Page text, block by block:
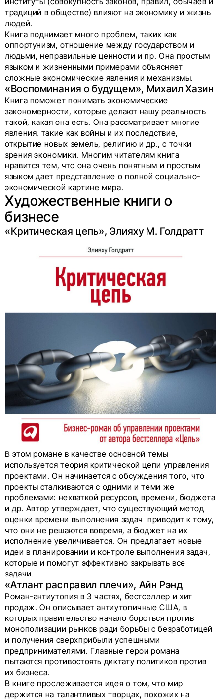
традиций в обществе) влияют на экономику и жизнь
людей.
Книга поднимает много проблем, таких как
оппортунизм, отношение между государством и
людьми, неправильные ценности и пр. Она простым
языком и жизненными примерами объясняет
сложные экономические явления и механизмы.
«Воспоминания о будущем», Михаил Хазин
Книга поможет понимать экономические
закономерности, которые делают нашу реальность
такой, какая она есть. Она рассматривает многие
явления, такие как войны и их последствие,
открытие новых земель, религию и др., с точки
зрения экономики. Многим читателям книга
нравится тем, что она очень понятным и простым
языком дает представление о полной социально-
экономической картине мира.
Художественные книги о
бизнесе
«Критическая цепь», Элияху М. Голдратт
В этом романе в качестве основной темы
используется теория критической цепи управления
проектами. Он начинается с обсуждения того, что
проекты сталкиваются с одними и теми же
проблемами: нехваткой ресурсов, времени, бюджета
и др. Автор утверждает, что существующий метод
оценки времени выполнения задач приводит к тому,
что они не решаются вовремя, а бюджет на их
исполнение увеличивается. Он предлагает новые
идеи в планировании и контроле выполнения задач,
которые и помогут эффективно закрывать все
задачи.
«Атлант расправил плечи», Айн Рэнд
Роман-антиутопия в 3 частях, бестселлер и хит
продаж. Он описывает антиутопичные США, в
которых правительство начало бороться против
монополизации рынков ради борьбы с безработицей
и получения сверхприбыли успешными
предпринимателями. Главные герои романа
пытаются противостоять диктату политиков против
их бизнеса.
В книге прослеживается идея о том, что мир
держится на талантливых творцах, похожих на